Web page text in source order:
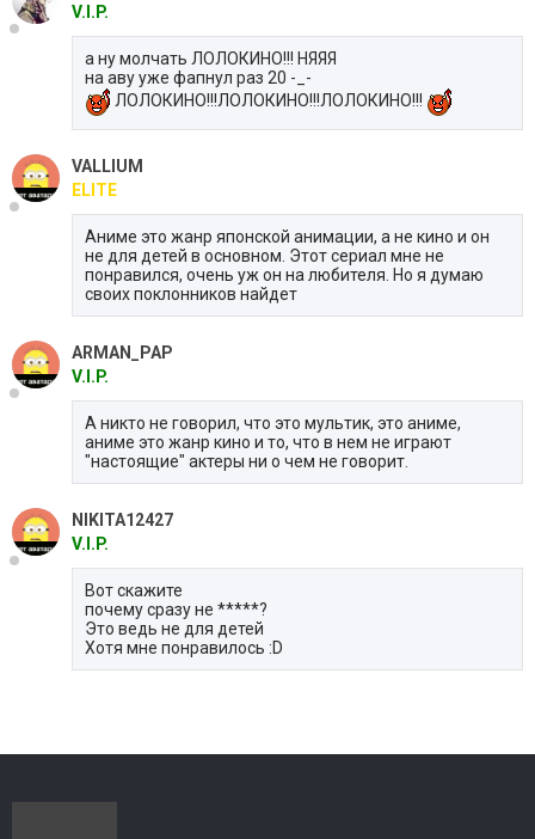
V.I.P.
а ну молчать ЛОЛОКИНО!!! НЯЯЯ
на аву уже фапнул раз 20 -_-
ЛОЛОКИНО!!!ЛОЛОКИНО!!!ЛОЛОКИНО!!!
VALLIUM
ELITE
Аниме это жанр японской анимации, а не кино и он
не для детей в основном. Этот сериал мне не
понравился, очень уж он на любителя. Но я думаю
своих поклонников найдет
ARMAN_PAP
V.I.P.
А никто не говорил, что это мультик, это аниме,
аниме это жанр кино и то, что в нем не играют
"настоящие" актеры ни о чем не говорит.
NIKITA12427
V.I.P.
Вот скажите
почему сразу не *****?
Это ведь не для детей
Хотя мне понравилось :D